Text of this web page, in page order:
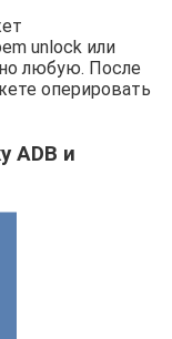
unlock или
любую. После
оперировать
ADB и